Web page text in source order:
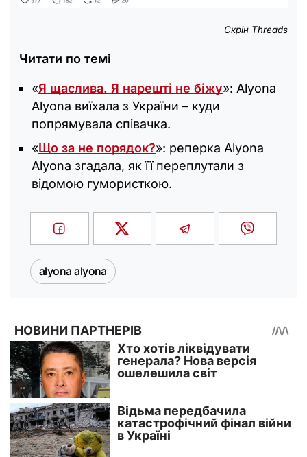
Скрін Threads
Читати по темі
«Я щаслива. Я нарешті не біжу»: Alyona
Alyona виїхала з України – куди
попрямувала співачка.
«‎Що за не порядок?»: реперка Alyona
Alyona згадала, як її переплутали з
відомою гумористкою.
alyona alyona